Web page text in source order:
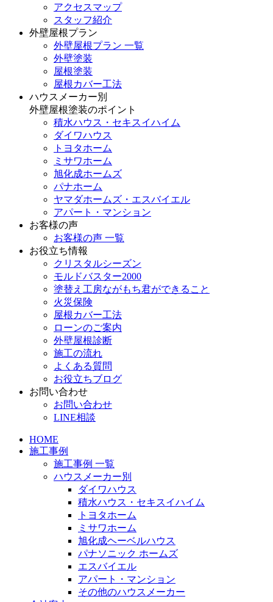
アクセスマップ
スタッフ紹介
外壁屋根プラン
外壁屋根プラン 一覧
外壁塗装
屋根塗装
屋根カバー工法
ハウスメーカー別
外壁屋根塗装のポイント
積水ハウス・セキスイハイム
ダイワハウス
トヨタホーム
ミサワホーム
旭化成ホームズ
パナホーム
ヤマダホームズ・エスバイエル
アパート・マンション
お客様の声
お客様の声 一覧
お役立ち情報
クリスタルシーズン
モルドバスター2000
塗替え工房ながもち君ができること
火災保険
屋根カバー工法
ローンのご案内
外壁屋根診断
施工の流れ
よくある質問
お役立ちブログ
お問い合わせ
お問い合わせ
LINE相談
HOME
施工事例
施工事例 一覧
ハウスメーカー別
ダイワハウス
積水ハウス・セキスイハイム
トヨタホーム
ミサワホーム
旭化成ヘーベルハウス
パナソニック ホームズ
エスバイエル
アパート・マンション
その他のハウスメーカー